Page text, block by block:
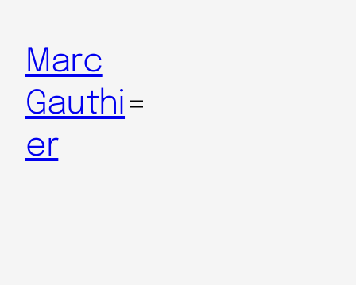
Marc
Gauthi
er